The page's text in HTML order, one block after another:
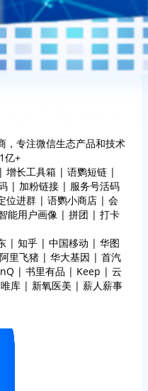
，专注微信生态产品和技术
亿+
增长工具箱 | 语鹦短链 |
| 加粉链接 | 服务号活码
位进群 | 语鹦小商店 | 会
能用户画像 | 拼团 | 打卡
| 知乎 | 中国移动 | 华图
里飞猪 | 华大基因 | 首汽
| 书里有品 | Keep | 云
库 | 新氧医美 | 薪人薪事